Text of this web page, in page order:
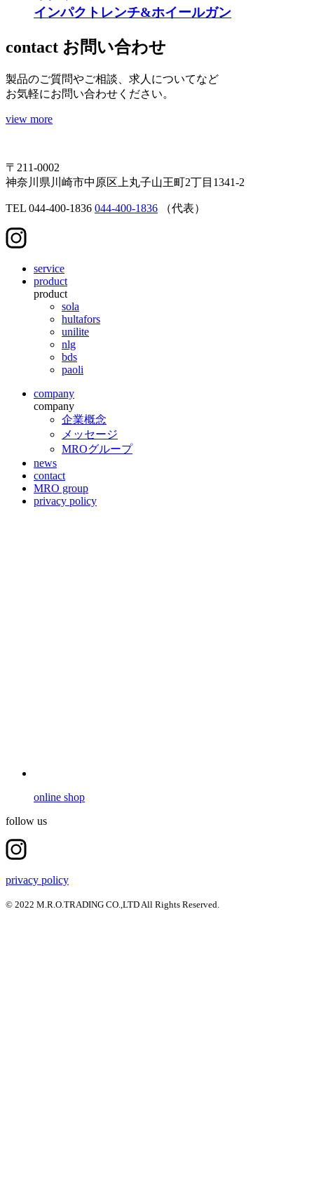
インパクトレンチ&ホイールガン
contact お問い合わせ
製品のご質問やご相談、求人についてなど
お気軽にお問い合わせください。
view more
〒211-0002
神奈川県川崎市中原区上丸子山王町2丁目1341-2
TEL 044-400-1836 044-400-1836 （代表）
service
product
product
sola
hultafors
unilite
nlg
bds
paoli
company
company
企業概念
メッセージ
MROグループ
news
contact
MRO group
privacy policy
online shop
follow us
privacy policy
© 2022 M.R.O.TRADING CO.,LTD All Rights Reserved.